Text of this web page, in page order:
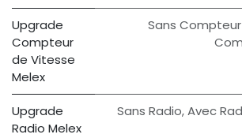
Upgrade
Compteur
de Vitesse
Melex
Sans
Upgrade
Radio Melex
Sans Radio,Avec